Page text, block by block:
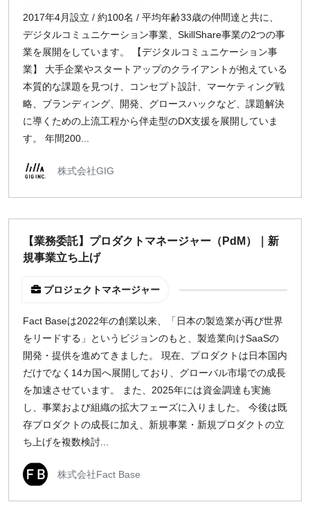
2017年4月設立 / 約100名 / 平均年齢33歳の仲間達と共に、
デジタルコミュニケーション事業、SkillShare事業の2つの事
業を展開をしています。 【デジタルコミュニケーション事
業】 大手企業やスタートアップのクライアントが抱えている
本質的な課題を見つけ、コンセプト設計、マーケティング戦
略、ブランディング、開発、グロースハックなど、課題解決
に導くための上流工程から伴走型のDX支援を展開していま
す。 年間200...
株式会社GIG
【業務委託】プロダクトマネージャー（PdM）｜新
規事業立ち上げ
プロジェクトマネージャー
Fact Baseは2022年の創業以来、「日本の製造業が再び世界
をリードする」というビジョンのもと、製造業向けSaaSの
開発・提供を進めてきました。 現在、プロダクトは日本国内
だけでなく14カ国へ展開しており、グローバル市場での成長
を加速させています。 また、2025年には資金調達も実施
し、事業および組織の拡大フェーズに入りました。 今後は既
存プロダクトの成長に加え、新規事業・新規プロダクトの立
ち上げを複数検討...
株式会社Fact Base